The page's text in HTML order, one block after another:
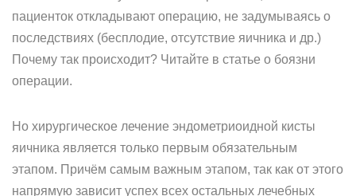
пациенток откладывают операцию, не задумываясь о
последствиях (бесплодие, отсутствие яичника и др.)
Почему так происходит? Читайте в статье о боязни
операции.
Но хирургическое лечение эндометриоидной кисты
яичника является только первым обязательным
этапом. Причём самым важным этапом, так как от этого
напрямую зависит успех всех остальных лечебных